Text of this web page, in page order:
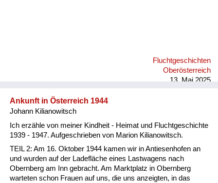
Fluchtgeschichten
Oberösterreich
13. Mai 2025
Ankunft in Österreich 1944
Johann Kilianowitsch
Ich erzähle von meiner Kindheit - Heimat und Fluchtgeschichte
1939 - 1947. Aufgeschrieben von Marion Kilianowitsch.
TEIL 2: Am 16. Oktober 1944 kamen wir in Antiesenhofen an
und wurden auf der Ladefläche eines Lastwagens nach
Obernberg am Inn gebracht. Am Marktplatz in Obernberg
warteten schon Frauen auf uns, die uns anzeigten, in das